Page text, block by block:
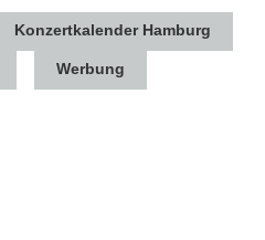
Konzertkalender Hamburg
Werbung